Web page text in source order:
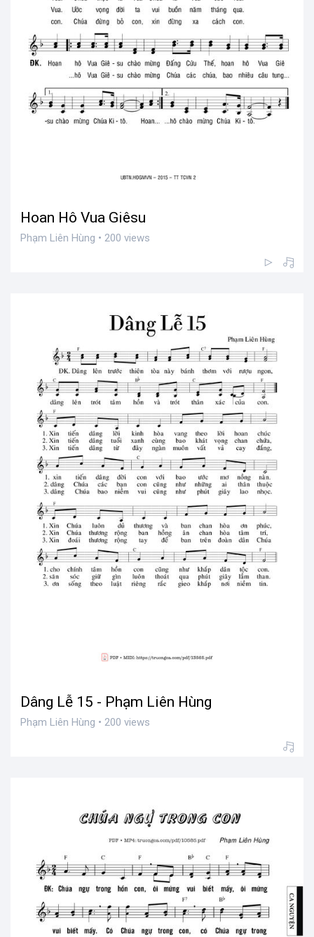
Hoan Hô Vua Giêsu
Phạm Liên Hùng • 200 views
Dâng Lễ 15 - Phạm Liên Hùng
Phạm Liên Hùng • 200 views